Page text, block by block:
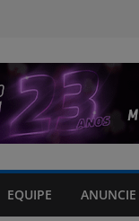
EQUIPE ANUNCIE